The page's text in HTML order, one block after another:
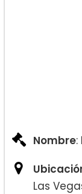
Nombre
Las